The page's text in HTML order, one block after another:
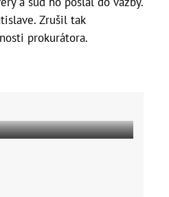
Zrušil tak
prokurátora.